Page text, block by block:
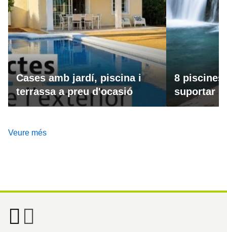
Cases amb jardí, piscina i
terrassa a preu d'ocasió
8 piscines
suportar
Veure més